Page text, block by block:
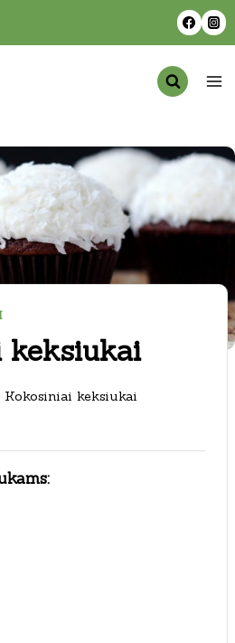
keksiukai
Kokosiniai keksiukai